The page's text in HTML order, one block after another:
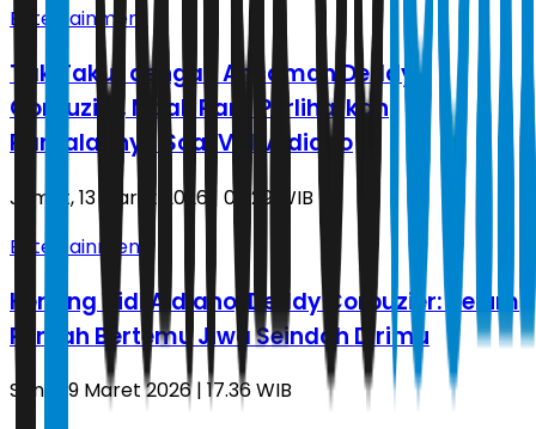
Entertainment
Tak Takut dengan Ancaman Deddy
Corbuzier, Mbak Rara Perlihatkan
Ramalannya Soal Vidi Aldiano
Jumat, 13 Maret 2026 | 05.29 WIB
Entertainment
Kenang Vidi Aldiano, Deddy Corbuzier: Belum
Pernah Bertemu Jiwa Seindah Dirimu
Senin, 9 Maret 2026 | 17.36 WIB